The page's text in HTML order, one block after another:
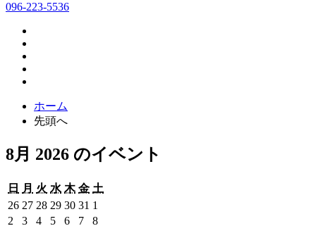
096-223-5536
ホーム
先頭へ
8月 2026 のイベント
日
日
曜
日
月 月
曜
日
火 火
曜
日
水 水
曜
日
木木
曜
日
金金
曜
日
土
262026
年
272026
年
282026
年
292026
年
302026
年
31 2026
年
1
2 2026
32026
42026
52026
62026
72026
82026